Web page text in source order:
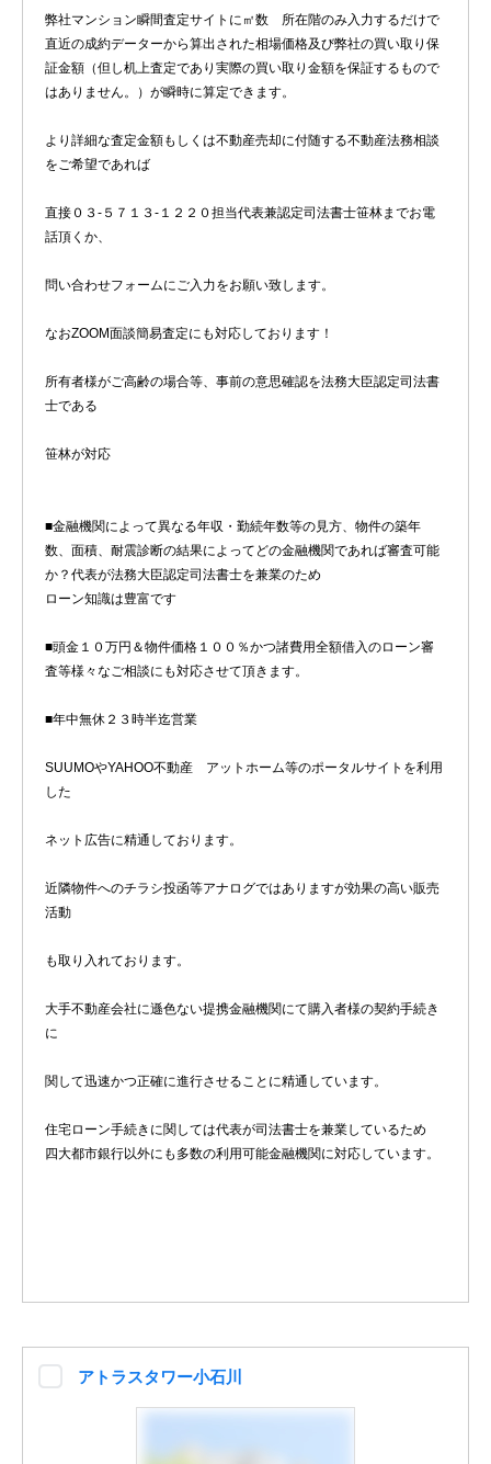
弊社マンション瞬間査定サイトに㎡数 所在階のみ入力するだけで
直近の成約データーから算出された相場価格及び弊社の買い取り保
証金額（但し机上査定であり実際の買い取り金額を保証するもので
はありません。）が瞬時に算定できます。
より詳細な査定金額もしくは不動産売却に付随する不動産法務相談
をご希望であれば
直接０３-５７１３-１２２０担当代表兼認定司法書士笹林までお電
話頂くか、
問い合わせフォームにご入力をお願い致します。
なおZOOM面談簡易査定にも対応しております！
所有者様がご高齢の場合等、事前の意思確認を法務大臣認定司法書
士である
笹林が対応
■金融機関によって異なる年収・勤続年数等の見方、物件の築年
数、面積、耐震診断の結果によってどの金融機関であれば審査可能
か？代表が法務大臣認定司法書士を兼業のため
ローン知識は豊富です
■頭金１０万円＆物件価格１００％かつ諸費用全額借入のローン審
査等様々なご相談にも対応させて頂きます。
■年中無休２３時半迄営業
SUUMOやYAHOO不動産 アットホーム等のポータルサイトを利用
した
ネット広告に精通しております。
近隣物件へのチラシ投函等アナログではありますが効果の高い販売
活動
も取り入れております。
大手不動産会社に遜色ない提携金融機関にて購入者様の契約手続き
に
関して迅速かつ正確に進行させることに精通しています。
住宅ローン手続きに関しては代表が司法書士を兼業しているため
四大都市銀行以外にも多数の利用可能金融機関に対応しています。
アトラスタワー小石川